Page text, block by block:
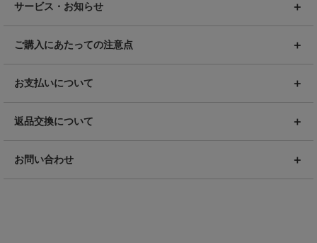
サービス・お知らせ
ご購入にあたっての注意点
お支払いについて
返品交換について
お問い合わせ